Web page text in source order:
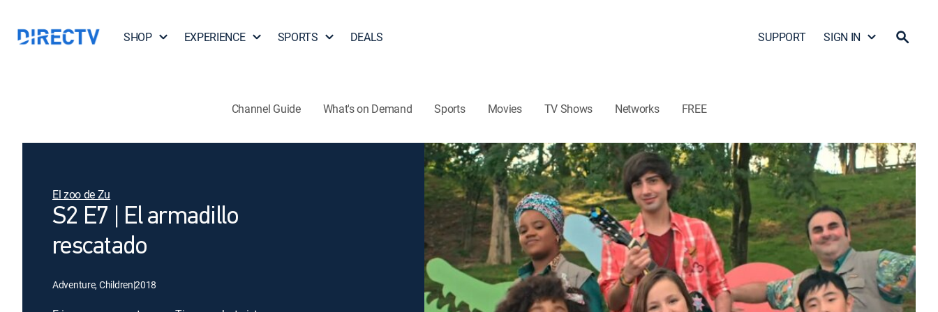
SHOP EXPERIENCE SPORTS DEALS SUPPORT SIGN IN
Channel Guide What's on Demand Sports Movies TV Shows Networks FREE
El zoo de Zu
S2 E7 | El armadillo
rescatado
Adventure, Children|2018